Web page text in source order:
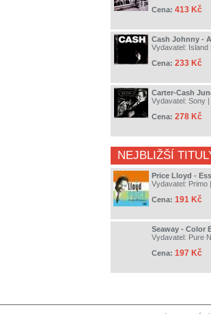
Cena: 413 Kč
Cash Johnny -
Vydavatel: Island
Cena: 233 Kč
Carter-Cash
Vydavatel: Sony
Cena: 278 Kč
NEJBLIŽŠÍ
Price Lloyd -
Vydavatel: Primo
Cena: 191 Kč
Seaway - Color
Vydavatel: Pure
Cena: 197 Kč